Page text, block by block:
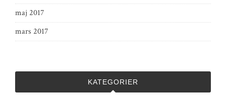
maj 2017
mars 2017
KATEGORIER